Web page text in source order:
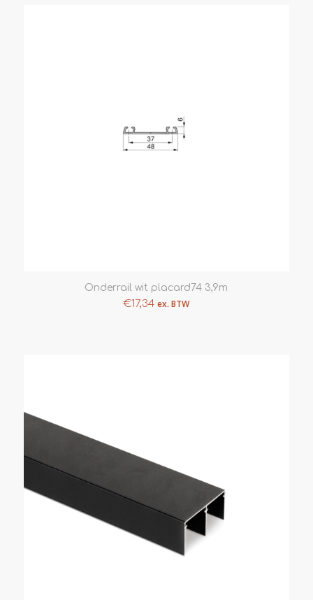
Onderrail wit placard74 3,9m
€17,34 ex. BTW